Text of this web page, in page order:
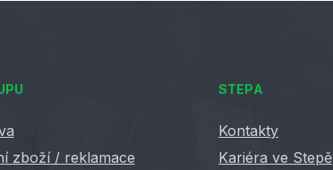
zboží / reklamace
STEPA
Kontakty
Kariéra ve Stepě